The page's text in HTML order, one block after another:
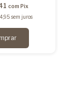
com Pix
sem juros